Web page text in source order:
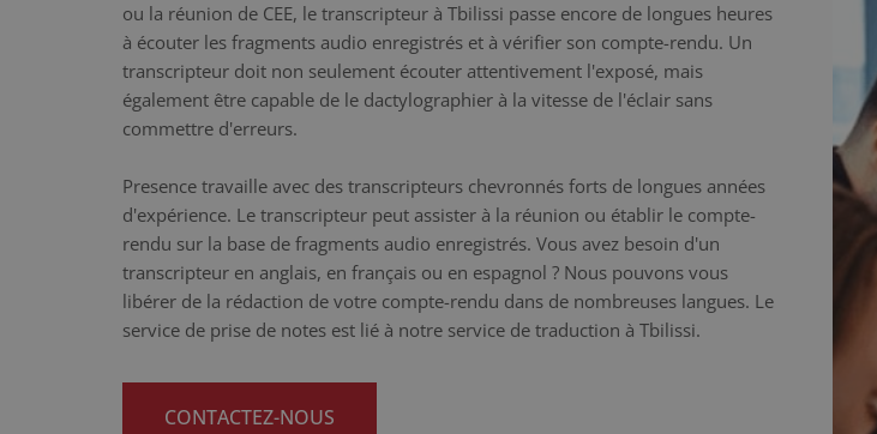
ou la réunion de CEE, le transcripteur à Tbilissi passe encore de longues heures
à écouter les fragments audio enregistrés et à vérifier son compte-rendu. Un
transcripteur doit non seulement écouter attentivement l'exposé, mais
également être capable de le dactylographier à la vitesse de l'éclair sans
commettre d'erreurs.
Presence travaille avec des transcripteurs chevronnés forts de longues années
d'expérience. Le transcripteur peut assister à la réunion ou établir le compte-
rendu sur la base de fragments audio enregistrés. Vous avez besoin d'un
transcripteur en anglais, en français ou en espagnol ? Nous pouvons vous
libérer de la rédaction de votre compte-rendu dans de nombreuses langues. Le
service de prise de notes est lié à notre service de traduction à Tbilissi.
CONTACTEZ-NOUS